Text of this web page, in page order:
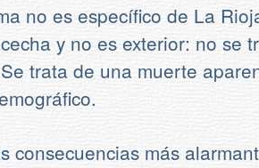
no es específico de La
y no es exterior: no se
trata de una muerte
consecuencias más